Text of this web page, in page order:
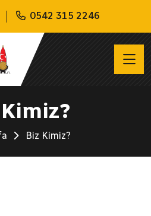
0542 315 2246
Biz Kimiz?